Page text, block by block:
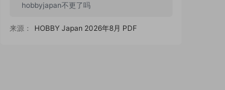
hobbyjapan不更了吗
来源： HOBBY Japan 2026年8月 PDF